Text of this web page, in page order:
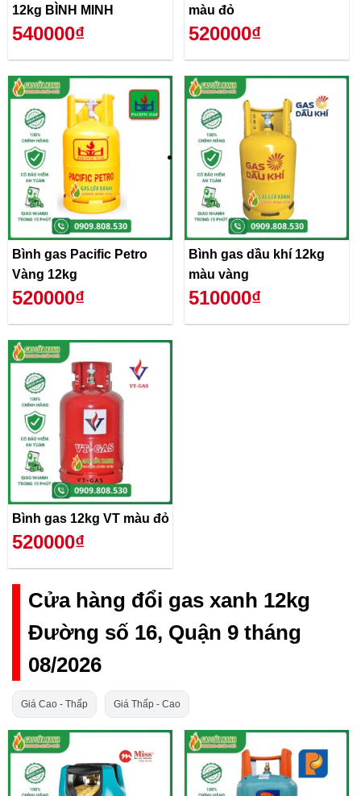
12kg BÌNH MINH
540000₫
màu đỏ
520000₫
Bình gas Pacific Petro
Vàng 12kg
520000₫
Bình gas dầu khí 12kg
màu vàng
510000₫
Bình gas 12kg VT màu đỏ
520000₫
Cửa hàng đổi gas xanh 12kg
Đường số 16, Quận 9 tháng
08/2026
Giá Cao - Thấp Giá Thấp - Cao